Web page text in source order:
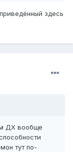
здесь
ДХ вообще
тут по-